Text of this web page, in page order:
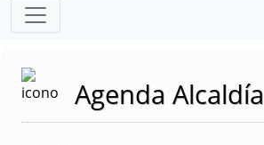
Agenda Alcaldía